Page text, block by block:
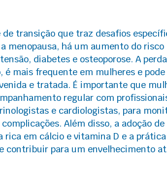
transição que traz desafios
menopausa, há um aumento do risco
diabetes e osteoporose. A
é mais frequente em mulheres e
e tratada. É importante que
regular com
e cardiologistas, para
Além disso, a adoção de
rica em cálcio e vitamina D e a
contribuir para um envelhecimento